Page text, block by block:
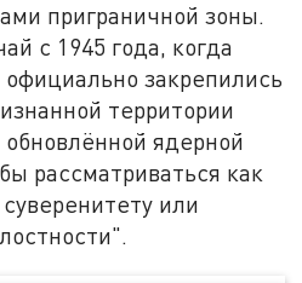
приграничной зоны.
с 1945 года, когда
закрепились
территории
ядерной
рассматриваться как
или